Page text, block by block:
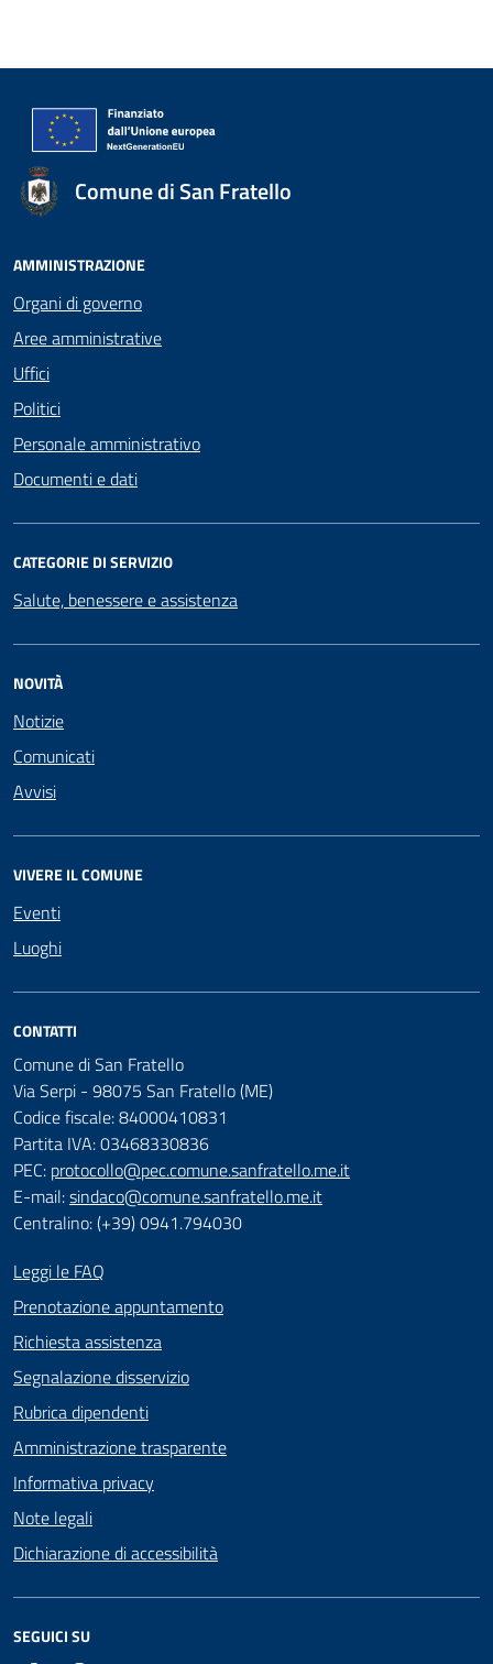
Comune di San Fratello
AMMINISTRAZIONE
Organi di governo
Aree amministrative
Uffici
Politici
Personale amministrativo
Documenti e dati
CATEGORIE DI SERVIZIO
Salute, benessere e assistenza
NOVITÀ
Notizie
Comunicati
Avvisi
VIVERE IL COMUNE
Eventi
Luoghi
CONTATTI
Comune di San Fratello
Via Serpi - 98075 San Fratello (ME)
Codice fiscale: 84000410831
Partita IVA: 03468330836
PEC: protocollo@pec.comune.sanfratello.me.it
E-mail:sindaco@comune.sanfratello.me.it
Centralino: (+39) 0941.794030
Leggi le FAQ
Prenotazione appuntamento
Richiesta assistenza
Segnalazione disservizio
Rubrica dipendenti
Amministrazione trasparente
Informativa privacy
Note legali
Dichiarazione di accessibilità
SEGUICI SU